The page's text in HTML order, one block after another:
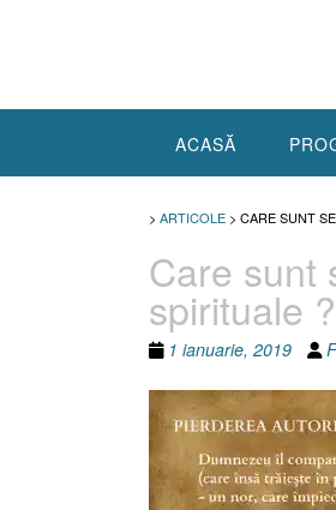
ACASĂ
> ARTICOLE > CARE SUNT
Care sunt
spirituale
1 ianuarie, 2019